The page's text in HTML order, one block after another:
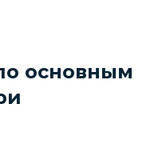
основным